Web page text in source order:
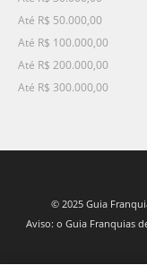
Até R$ 50.000,00
Até R$ 100.000,00
Até R$ 200.000,00
Até R$ 300.000,00
© 2025 Guia
Aviso: o Guia Franquias